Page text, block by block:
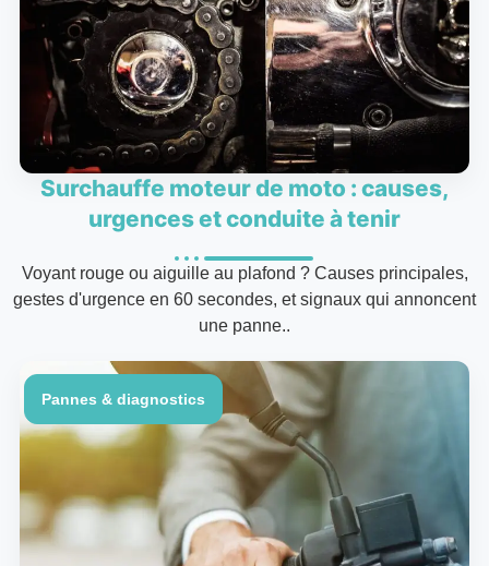
Surchauffe moteur de moto : causes,
urgences et conduite à tenir
Voyant rouge ou aiguille au plafond ? Causes principales,
gestes d'urgence en 60 secondes, et signaux qui annoncent
une panne..
Pannes & diagnostics